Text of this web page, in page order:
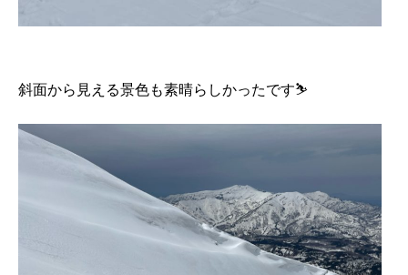
斜面から見える景色も素晴らしかったです⛷️